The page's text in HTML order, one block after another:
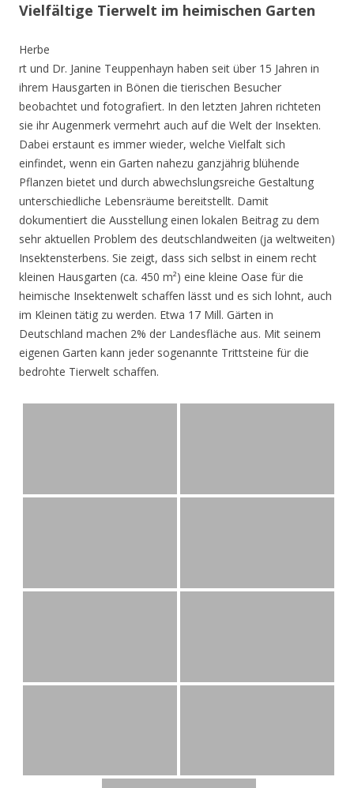
Vielfältige Tierwelt im heimischen Garten
Herbe
rt und Dr. Janine Teuppenhayn haben seit über 15 Jahren in
ihrem Hausgarten in Bönen die tierischen Besucher
beobachtet und fotografiert. In den letzten Jahren richteten
sie ihr Augenmerk vermehrt auch auf die Welt der Insekten.
Dabei erstaunt es immer wieder, welche Vielfalt sich
einfindet, wenn ein Garten nahezu ganzjährig blühende
Pflanzen bietet und durch abwechslungsreiche Gestaltung
unterschiedliche Lebensräume bereitstellt. Damit
dokumentiert die Ausstellung einen lokalen Beitrag zu dem
sehr aktuellen Problem des deutschlandweiten (ja weltweiten)
Insektensterbens. Sie zeigt, dass sich selbst in einem recht
kleinen Hausgarten (ca. 450 m²) eine kleine Oase für die
heimische Insektenwelt schaffen lässt und es sich lohnt, auch
im Kleinen tätig zu werden. Etwa 17 Mill. Gärten in
Deutschland machen 2% der Landesfläche aus. Mit seinem
eigenen Garten kann jeder sogenannte Trittsteine für die
bedrohte Tierwelt schaffen.